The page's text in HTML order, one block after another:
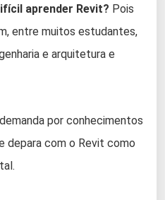
aprender Revit? Pois
entre muitos estudantes,
e arquitetura e
por conhecimentos
depara com o Revit como